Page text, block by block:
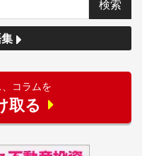
コラムを
取る